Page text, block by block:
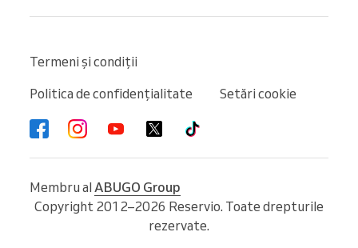
Termeni și condiții
Politica de confidențialitate
Setări cookie
Membru al ABUGO Group
Copyright 2012–2026 Reservio. Toate drepturile
rezervate.